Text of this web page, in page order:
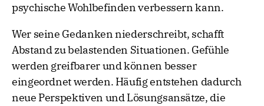
psychische Wohlbefinden verbessern kann.
Wer seine Gedanken niederschreibt, schafft
Abstand zu belastenden Situationen. Gefühle
werden greifbarer und können besser
eingeordnet werden. Häufig entstehen dadurch
neue Perspektiven und Lösungsansätze, die